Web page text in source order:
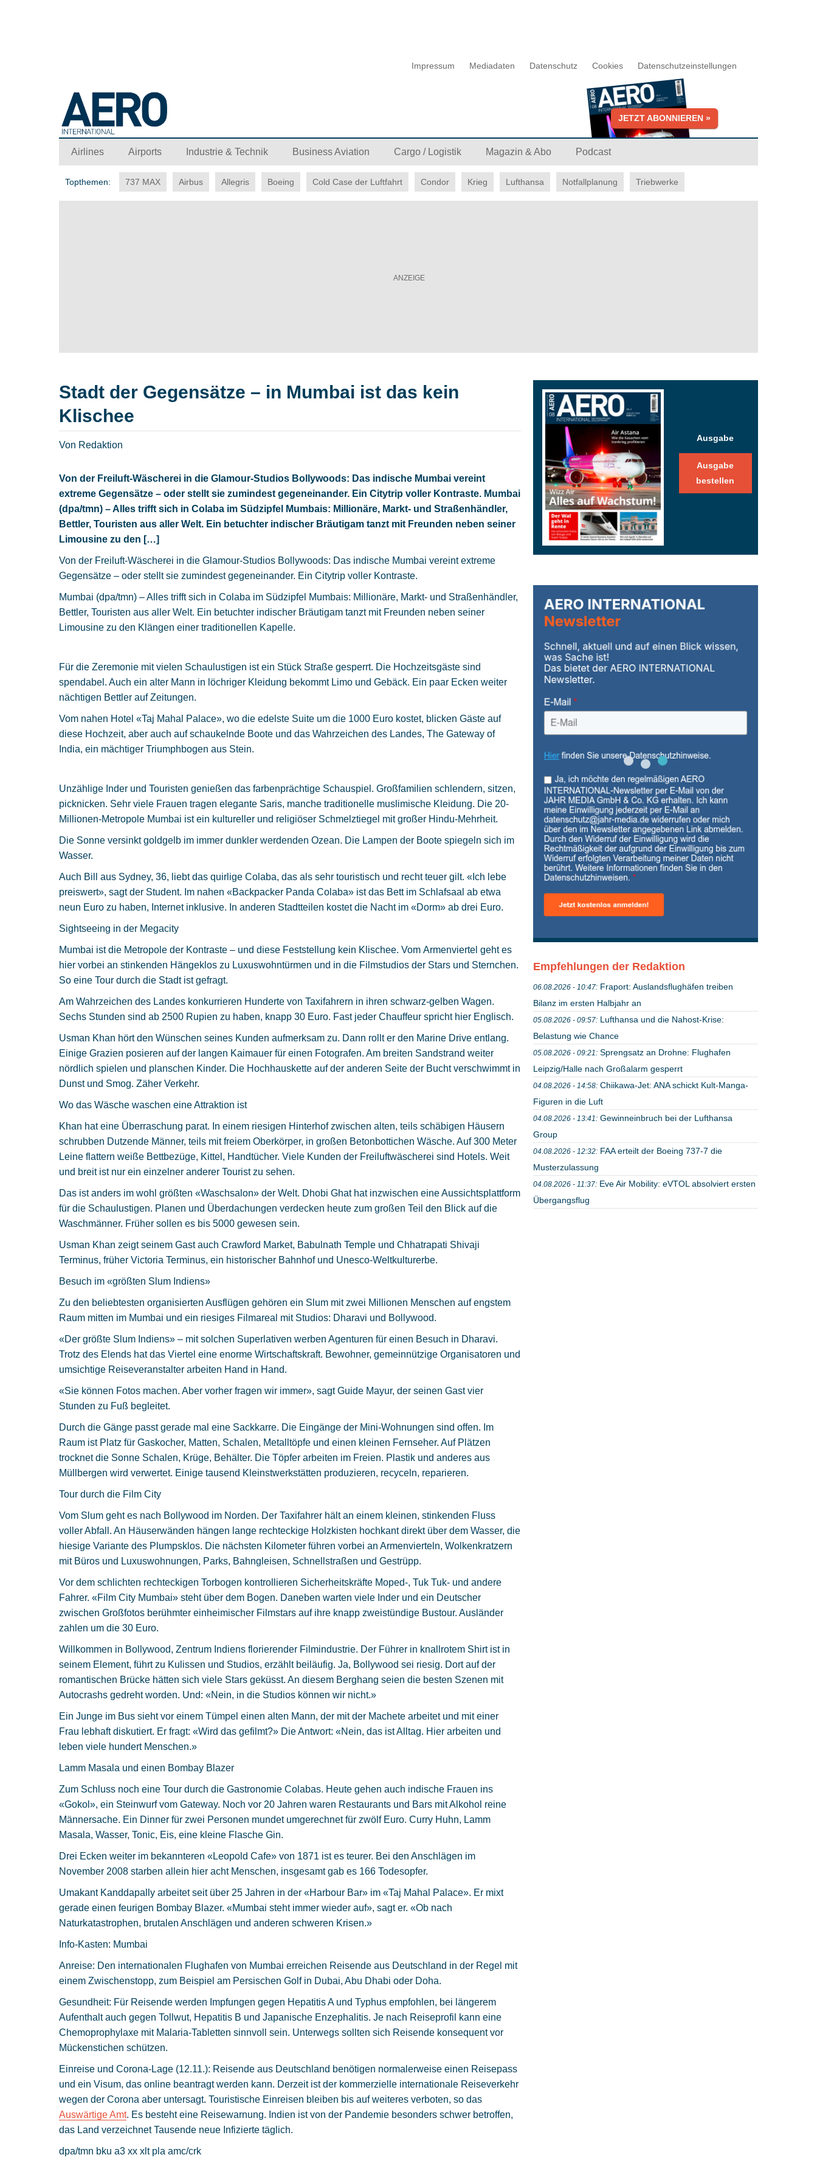
Impressum Mediadaten Datenschutz Cookies Datenschutzeinstellungen
JETZT ABONNIEREN »
Airlines Airports Industrie & Technik Business Aviation Cargo / Logistik Magazin & Abo Podcast
Topthemen: 737 MAX Airbus Allegris Boeing Cold Case der Luftfahrt Condor Krieg Lufthansa Notfallplanung Triebwerke
Ausgabe
Ausgabe
bestellen
Empfehlungen der Redaktion
06.08.2026 - 10:47: Fraport: Auslandsflughäfen treiben
Bilanz im ersten Halbjahr an
05.08.2026 - 09:57: Lufthansa und die Nahost-Krise:
Belastung wie Chance
05.08.2026 - 09:21: Sprengsatz an Drohne: Flughafen
Leipzig/Halle nach Großalarm gesperrt
04.08.2026 - 14:58: Chiikawa-Jet: ANA schickt Kult-Manga-
Figuren in die Luft
04.08.2026 - 13:41: Gewinneinbruch bei der Lufthansa
Group
04.08.2026 - 12:32: FAA erteilt der Boeing 737-7 die
Musterzulassung
04.08.2026 - 11:37: Eve Air Mobility: eVTOL absolviert ersten
Übergangsflug
Stadt der Gegensätze – in Mumbai ist das kein
Klischee
Von Redaktion
Von der Freiluft-Wäscherei in die Glamour-Studios Bollywoods: Das indische Mumbai vereint
extreme Gegensätze – oder stellt sie zumindest gegeneinander. Ein Citytrip voller Kontraste. Mumbai
(dpa/tmn) – Alles trifft sich in Colaba im Südzipfel Mumbais: Millionäre, Markt- und Straßenhändler,
Bettler, Touristen aus aller Welt. Ein betuchter indischer Bräutigam tanzt mit Freunden neben seiner
Limousine zu den […]
Von der Freiluft-Wäscherei in die Glamour-Studios Bollywoods: Das indische Mumbai vereint extreme
Gegensätze – oder stellt sie zumindest gegeneinander. Ein Citytrip voller Kontraste.
Mumbai (dpa/tmn) –Alles trifft sich in Colaba im Südzipfel Mumbais: Millionäre, Markt- und Straßenhändler,
Bettler, Touristen aus aller Welt. Ein betuchter indischer Bräutigam tanzt mit Freunden neben seiner
Limousine zu den Klängen einer traditionellen Kapelle.
Für die Zeremonie mit vielen Schaulustigen ist ein Stück Straße gesperrt. Die Hochzeitsgäste sind
spendabel. Auch ein alter Mann in löchriger Kleidung bekommt Limo und Gebäck. Ein paar Ecken weiter
nächtigen Bettler auf Zeitungen.
Vom nahen Hotel «Taj Mahal Palace», wo die edelste Suite um die 1000 Euro kostet, blicken Gäste auf
diese Hochzeit, aber auch auf schaukelnde Boote und das Wahrzeichen des Landes, The Gateway of
India, ein mächtiger Triumphbogen aus Stein.
Unzählige Inder und Touristen genießen das farbenprächtige Schauspiel. Großfamilien schlendern, sitzen,
picknicken. Sehr viele Frauen tragen elegante Saris, manche traditionelle muslimische Kleidung. Die 20-
Millionen-Metropole Mumbai ist ein kultureller und religiöser Schmelztiegel mit großer Hindu-Mehrheit.
Die Sonne versinkt goldgelb im immer dunkler werdenden Ozean. Die Lampen der Boote spiegeln sich im
Wasser.
Auch Bill aus Sydney, 36, liebt das quirlige Colaba, das als sehr touristisch und recht teuer gilt. «Ich lebe
preiswert», sagt der Student. Im nahen «Backpacker Panda Colaba» ist das Bett im Schlafsaal ab etwa
neun Euro zu haben, Internet inklusive. In anderen Stadtteilen kostet die Nacht im «Dorm» ab drei Euro.
Sightseeing in der Megacity
Mumbai ist die Metropole der Kontraste – und diese Feststellung kein Klischee. Vom Armenviertel geht es
hier vorbei an stinkenden Hängeklos zu Luxuswohntürmen und in die Filmstudios der Stars und Sternchen.
So eine Tour durch die Stadt ist gefragt.
Am Wahrzeichen des Landes konkurrieren Hunderte von Taxifahrern in ihren schwarz-gelben Wagen.
Sechs Stunden sind ab 2500 Rupien zu haben, knapp 30 Euro. Fast jeder Chauffeur spricht hier Englisch.
Usman Khan hört den Wünschen seines Kunden aufmerksam zu. Dann rollt er den Marine Drive entlang.
Einige Grazien posieren auf der langen Kaimauer für einen Fotografen. Am breiten Sandstrand weiter
nördlich spielen und planschen Kinder. Die Hochhauskette auf der anderen Seite der Bucht verschwimmt in
Dunst und Smog. Zäher Verkehr.
Wo das Wäsche waschen eine Attraktion ist
Khan hat eine Überraschung parat. In einem riesigen Hinterhof zwischen alten, teils schäbigen Häusern
schrubben Dutzende Männer, teils mit freiem Oberkörper, in großen Betonbottichen Wäsche. Auf 300 Meter
Leine flattern weiße Bettbezüge, Kittel, Handtücher. Viele Kunden der Freiluftwäscherei sind Hotels. Weit
und breit ist nur ein einzelner anderer Tourist zu sehen.
Das ist anders im wohl größten «Waschsalon» der Welt. Dhobi Ghat hat inzwischen eine Aussichtsplattform
für die Schaulustigen. Planen und Überdachungen verdecken heute zum großen Teil den Blick auf die
Waschmänner. Früher sollen es bis 5000 gewesen sein.
Usman Khan zeigt seinem Gast auch Crawford Market, Babulnath Temple und Chhatrapati Shivaji
Terminus, früher Victoria Terminus, ein historischer Bahnhof und Unesco-Weltkulturerbe.
Besuch im «größten Slum Indiens»
Zu den beliebtesten organisierten Ausflügen gehören ein Slum mit zwei Millionen Menschen auf engstem
Raum mitten im Mumbai und ein riesiges Filmareal mit Studios: Dharavi und Bollywood.
«Der größte Slum Indiens» – mit solchen Superlativen werben Agenturen für einen Besuch in Dharavi.
Trotz des Elends hat das Viertel eine enorme Wirtschaftskraft. Bewohner, gemeinnützige Organisatoren und
umsichtige Reiseveranstalter arbeiten Hand in Hand.
«Sie können Fotos machen. Aber vorher fragen wir immer», sagt Guide Mayur, der seinen Gast vier
Stunden zu Fuß begleitet.
Durch die Gänge passt gerade mal eine Sackkarre. Die Eingänge der Mini-Wohnungen sind offen. Im
Raum ist Platz für Gaskocher, Matten, Schalen, Metalltöpfe und einen kleinen Fernseher. Auf Plätzen
trocknet die Sonne Schalen, Krüge, Behälter. Die Töpfer arbeiten im Freien. Plastik und anderes aus
Müllbergen wird verwertet. Einige tausend Kleinstwerkstätten produzieren, recyceln, reparieren.
Tour durch die Film City
Vom Slum geht es nach Bollywood im Norden. Der Taxifahrer hält an einem kleinen, stinkenden Fluss
voller Abfall. An Häuserwänden hängen lange rechteckige Holzkisten hochkant direkt über dem Wasser, die
hiesige Variante des Plumpsklos. Die nächsten Kilometer führen vorbei an Armenvierteln, Wolkenkratzern
mit Büros und Luxuswohnungen, Parks, Bahngleisen, Schnellstraßen und Gestrüpp.
Vor dem schlichten rechteckigen Torbogen kontrollieren Sicherheitskräfte Moped-, Tuk Tuk- und andere
Fahrer. «Film City Mumbai» steht über dem Bogen. Daneben warten viele Inder und ein Deutscher
zwischen Großfotos berühmter einheimischer Filmstars auf ihre knapp zweistündige Bustour. Ausländer
zahlen um die 30 Euro.
Willkommen in Bollywood, Zentrum Indiens florierender Filmindustrie. Der Führer in knallrotem Shirt ist in
seinem Element, führt zu Kulissen und Studios, erzählt beiläufig. Ja, Bollywood sei riesig. Dort auf der
romantischen Brücke hätten sich viele Stars geküsst. An diesem Berghang seien die besten Szenen mit
Autocrashs gedreht worden. Und: «Nein, in die Studios können wir nicht.»
Ein Junge im Bus sieht vor einem Tümpel einen alten Mann, der mit der Machete arbeitet und mit einer
Frau lebhaft diskutiert. Er fragt: «Wird das gefilmt?» Die Antwort: «Nein, das ist Alltag. Hier arbeiten und
leben viele hundert Menschen.»
Lamm Masala und einen Bombay Blazer
Zum Schluss noch eine Tour durch die Gastronomie Colabas. Heute gehen auch indische Frauen ins
«Gokol», ein Steinwurf vom Gateway. Noch vor 20 Jahren waren Restaurants und Bars mit Alkohol reine
Männersache. Ein Dinner für zwei Personen mundet umgerechnet für zwölf Euro. Curry Huhn, Lamm
Masala, Wasser, Tonic, Eis, eine kleine Flasche Gin.
Drei Ecken weiter im bekannteren «Leopold Cafe» von 1871 ist es teurer. Bei den Anschlägen im
November 2008 starben allein hier acht Menschen, insgesamt gab es 166 Todesopfer.
Umakant Kanddapally arbeitet seit über 25 Jahren in der «Harbour Bar» im «Taj Mahal Palace». Er mixt
gerade einen feurigen Bombay Blazer. «Mumbai steht immer wieder auf», sagt er. «Ob nach
Naturkatastrophen, brutalen Anschlägen und anderen schweren Krisen.»
Info-Kasten: Mumbai
Anreise: Den internationalen Flughafen von Mumbai erreichen Reisende aus Deutschland in der Regel mit
einem Zwischenstopp, zum Beispiel am Persischen Golf in Dubai, Abu Dhabi oder Doha.
Gesundheit: Für Reisende werden Impfungen gegen Hepatitis A und Typhus empfohlen, bei längerem
Aufenthalt auch gegen Tollwut, Hepatitis B und Japanische Enzephalitis. Je nach Reiseprofil kann eine
Chemoprophylaxe mit Malaria-Tabletten sinnvoll sein. Unterwegs sollten sich Reisende konsequent vor
Mückenstichen schützen.
Einreise und Corona-Lage (12.11.): Reisende aus Deutschland benötigen normalerweise einen Reisepass
und ein Visum, das online beantragt werden kann. Derzeit ist der kommerzielle internationale Reiseverkehr
wegen der Corona aber untersagt. Touristische Einreisen bleiben bis auf weiteres verboten, so das
Auswärtige Amt. Es besteht eine Reisewarnung. Indien ist von der Pandemie besonders schwer betroffen,
das Land verzeichnet Tausende neue Infizierte täglich.
dpa/tmn bku a3 xx xlt pla amc/crk